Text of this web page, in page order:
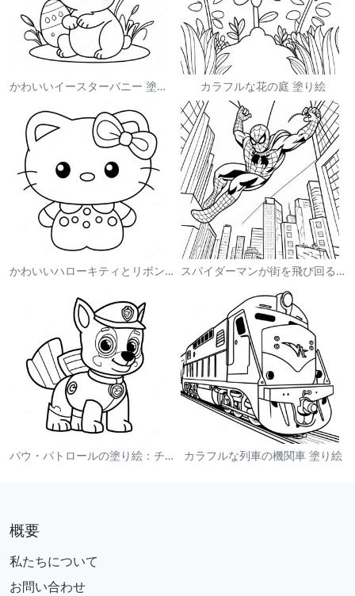
かわいいイースターバニー 塗り絵 カラフルな花の庭 塗り絵
かわいいハローキティとリボンの塗り絵 スパイダーマンが街を飛び回る塗り絵
パウ・パトロールの塗り絵：チェイス カラフルな列車の機関車 塗り絵
概要
私たちについて
お問い合わせ